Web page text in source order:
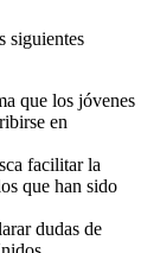
siguientes
que los jóvenes
en
facilitar la
que han sido
dudas de